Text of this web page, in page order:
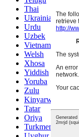
Thai
Ukrainian
Urdu
Uzbek
Vietnamese
Welsh
Xhosa
Yiddish
Yoruba
Zulu
Kinyarwanda
Tatar
Oriya
Turkmen